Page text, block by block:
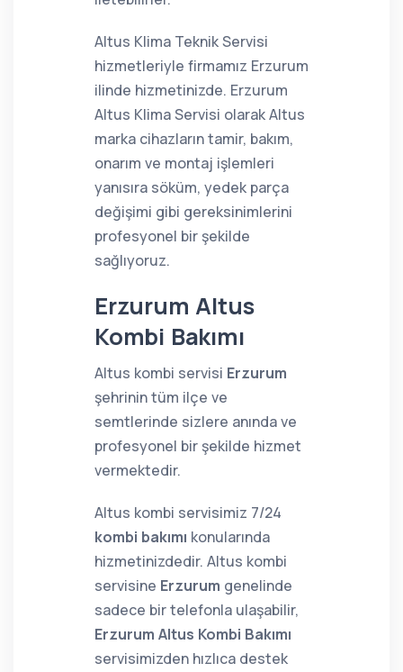
Altus Klima Teknik Servisi
hizmetleriyle firmamız Erzurum
ilinde hizmetinizde. Erzurum
Altus Klima Servisi olarak Altus
marka cihazların tamir, bakım,
onarım ve montaj işlemleri
yanısıra söküm, yedek parça
değişimi gibi gereksinimlerini
profesyonel bir şekilde
sağlıyoruz.
Erzurum Altus
Kombi Bakımı
Altus kombi servisi Erzurum
şehrinin tüm ilçe ve
semtlerinde sizlere anında ve
profesyonel bir şekilde hizmet
vermektedir.
Altus kombi servisimiz 7/24
kombi bakımı konularında
hizmetinizdedir. Altus kombi
servisine Erzurum genelinde
sadece bir telefonla ulaşabilir,
Erzurum Altus Kombi Bakımı
servisimizden hızlıca destek